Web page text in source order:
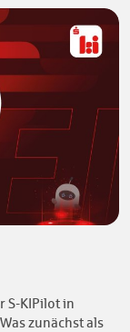
S-KIPilot in
zunächst als